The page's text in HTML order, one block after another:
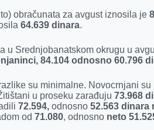
A
p
obračunata za avgust iznosila je
64.639 dinara.
u Srednjobanatskom okrugu u
84.104 odnosno 60.796
su minimalne. Novocrnjani
u proseku zarađuju73.968
72.594,odnosno52.563 dinara
od71.080, odnosno neto